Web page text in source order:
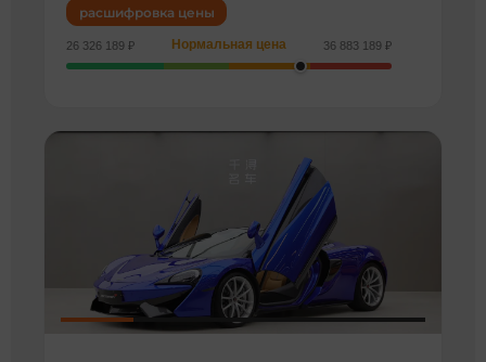
расшифровка цены
26 326 189 ₽ Нормальная цена 36 883 189 ₽